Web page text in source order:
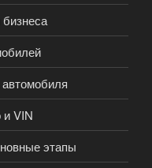
VIN
этапы